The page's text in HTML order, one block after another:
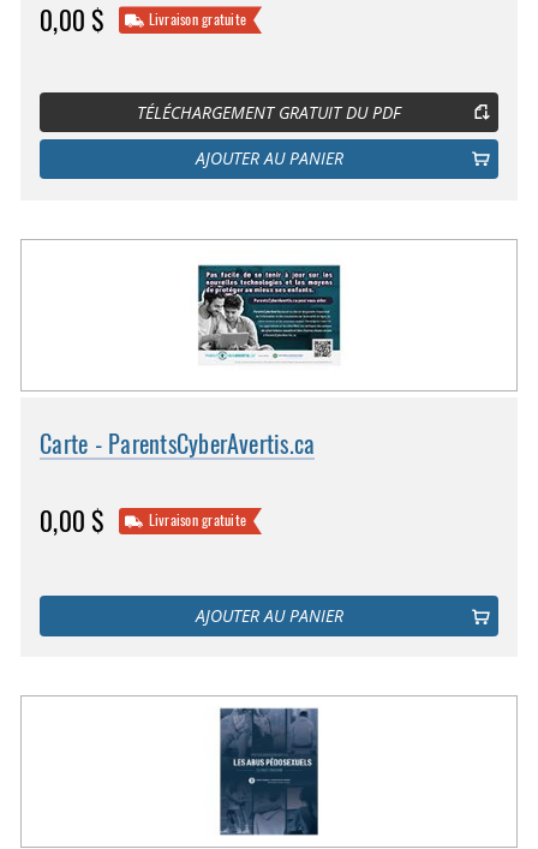
0,00 $ Livraison gratuite
TÉLÉCHARGEMENT GRATUIT DU PDF
AJOUTER AU PANIER
Carte - ParentsCyberAvertis.ca
0,00 $ Livraison gratuite
AJOUTER AU PANIER